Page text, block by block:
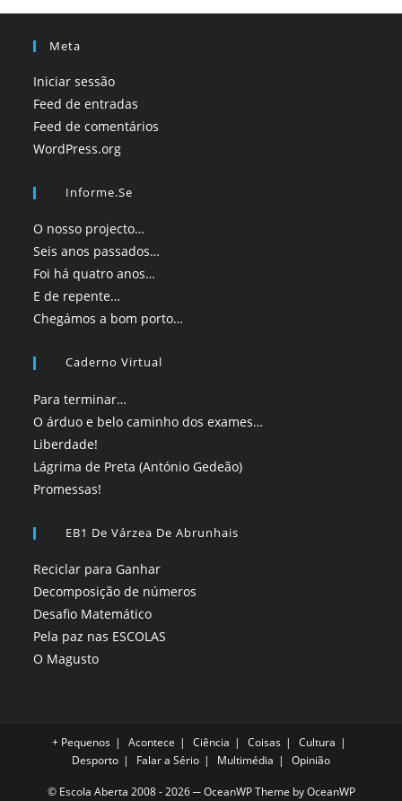
Meta
Iniciar sessão
Feed de entradas
Feed de comentários
WordPress.org
Informe.se
O nosso projecto…
Seis anos passados…
Foi há quatro anos…
E de repente…
Chegámos a bom porto…
Caderno Virtual
Para terminar…
O árduo e belo caminho dos exames…
Liberdade!
Lágrima de Preta (António Gedeão)
Promessas!
EB1 De Várzea De Abrunhais
Reciclar para Ganhar
Decomposição de números
Desafio Matemático
Pela paz nas ESCOLAS
O Magusto
+ Pequenos Acontece Ciência Coisas
Cultura
Desporto
Falar a Sério Multimédia Opinião
© Escola Aberta 2008 - 2026 ─ OceanWP Theme by OceanWP